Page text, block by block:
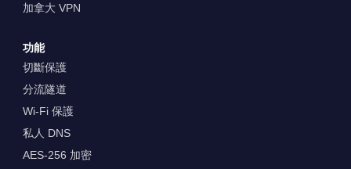
加拿大 VPN
功能
切斷保護
分流隧道
Wi-Fi 保護
私人 DNS
AES-256 加密